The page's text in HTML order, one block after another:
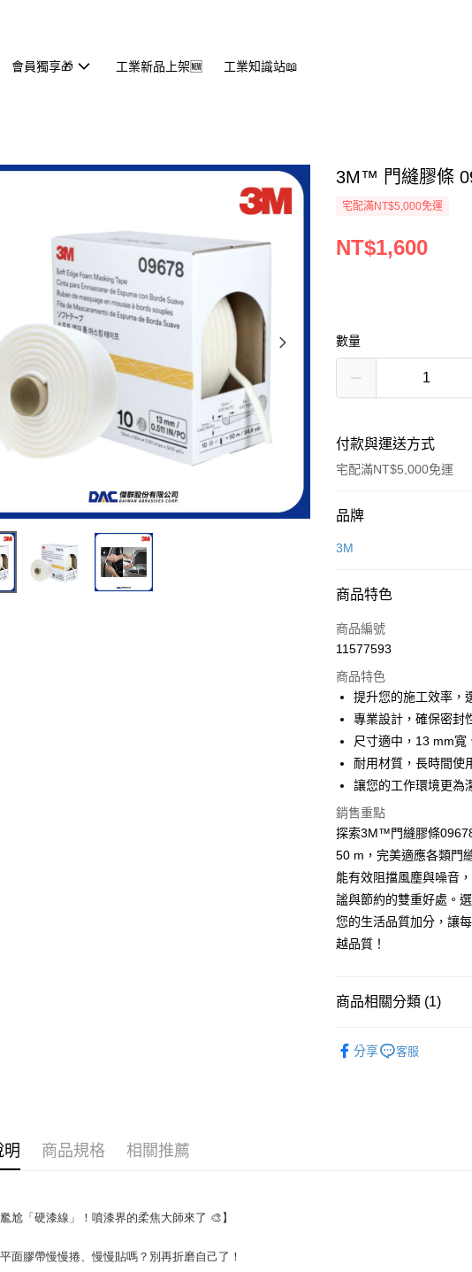
會員獨享🎁 工業新品上架🆕 工業知識站📖
3M™ 門縫膠條
宅配滿NT$5,000免運
NT$1,600
數量
付款與運送方式
宅配滿NT$5,000免運
付款方式
信用卡一次付款
Apple Pay
街口支付
悠遊付
全盈+PAY
全家取貨付款
每筆NT$60
付款後全家取貨
每筆NT$60
7-11取貨付款
付款後7-11取貨
新竹物流(大件商品、貨
品牌
3M
商品特色
商品編號
11577593
商品特色
提升您的施工效率，
專業設計，確保密封
尺寸適中，13 mm寬
耐用材質，長時間使
讓您的工作環境更為
銷售重點
探索3M™門縫膠條
50 m，完美適應各類門
能有效阻擋風塵與噪音
謐與節約的雙重好處。
您的生活品質加分，讓
越品質！
商品相關分類 (1)
分享
客服
明 商品規格 相關推薦
尬「硬漆線」！噴漆界的柔焦大師來了 🎨】
面膠帶慢慢捲、慢慢貼嗎？別再折磨自己了！